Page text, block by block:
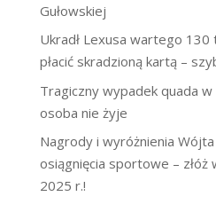
Gułowskiej
Ukradł Lexusa wartego 130
płacić skradzioną kartą –
Tragiczny wypadek quada w
osoba nie żyje
Nagrody i wyróżnienia Wójta
osiągnięcia sportowe – złóż
2025 r.!